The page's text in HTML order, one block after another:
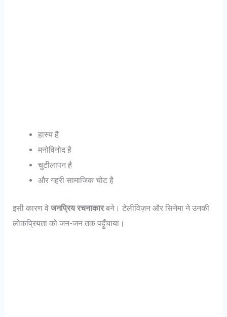
हास्य है
मनोविनोद है
चुटीलापन है
और गहरी सामाजिक चोट है
इसी कारण वेजनप्रिय रचनाकारबने। टेलीविज़न और सिनेमा ने उनकी
लोकप्रियता को जन-जन तक पहुँचाया।